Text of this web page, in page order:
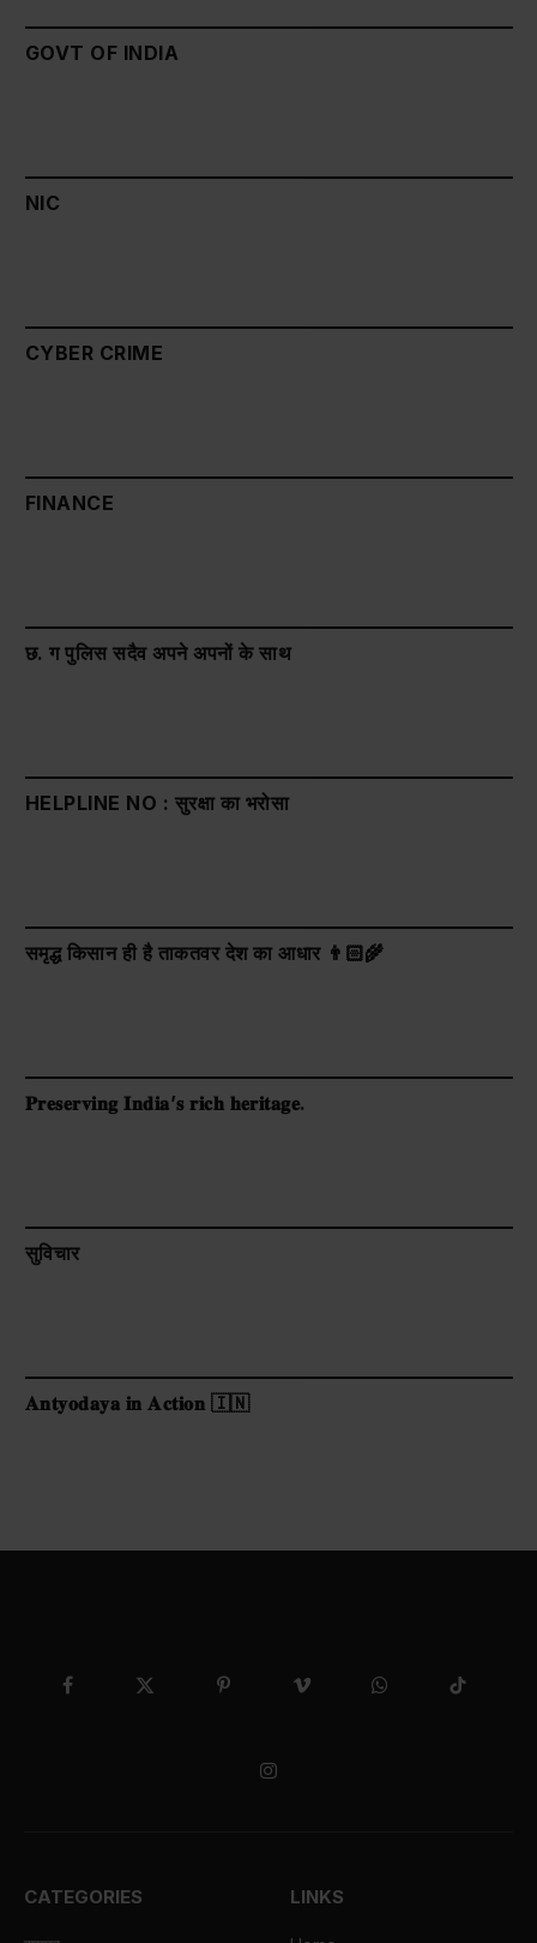
GOVT OF INDIA
NIC
CYBER CRIME
FINANCE
छ. ग पुलिस सदैव अपने अपनों के साथ
HELPLINE NO : सुरक्षा का भरोसा
समृद्ध किसान ही है ताकतवर देश का आधार 👨🏻‍🌾
𝐏𝐫𝐞𝐬𝐞𝐫𝐯𝐢𝐧𝐠 𝐈𝐧𝐝𝐢𝐚’𝐬 𝐫𝐢𝐜𝐡 𝐡𝐞𝐫𝐢𝐭𝐚𝐠𝐞.
सुविचार
𝐀𝐧𝐭𝐲𝐨𝐝𝐚𝐲𝐚 𝐢𝐧 𝐀𝐜𝐭𝐢𝐨𝐧 🇮🇳
FacebookX
Pinterest Vimeo WhatsAppTikTok
Instagram
CATEGORIES LINKS